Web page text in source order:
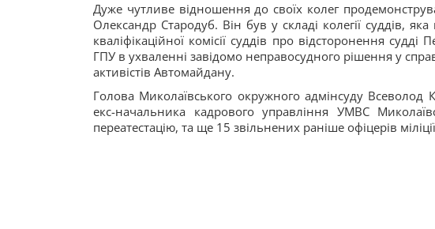
Дуже чутливе відношення до своїх колег
Олександр Стародуб. Він був у складі колегії суддів,
кваліфікаційної комісії суддів про відсторонення
ГПУ в ухваленні завідомо неправосудного рішення у
активістів Автомайдану.
Голова Миколаївського окружного адмінсуду
екс-начальника кадрового управління УМВС
переатестацію, та ще 15 звільнених раніше офіцерів